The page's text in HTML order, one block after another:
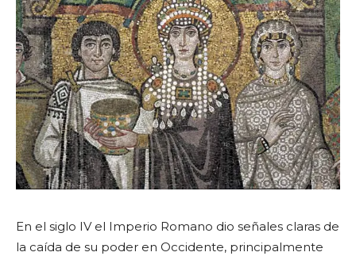
En el siglo IV el Imperio Romano dio señales claras de
la caída de su poder en Occidente, principalmente